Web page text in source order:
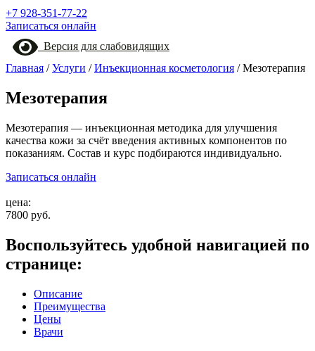
+7 928-351-77-22
Записаться онлайн
Версия для слабовидящих
Главная /Услуги /Инъекционная косметология /Мезотерапия
Мезотерапия
Мезотерапия — инъекционная методика для улучшения
качества кожи за счёт введения активных компонентов по
показаниям. Состав и курс подбираются индивидуально.
Записаться онлайн
цена:
7800 руб.
Воспользуйтесь удобной навигацией по
странице:
Описание
Преимущества
Цены
Врачи